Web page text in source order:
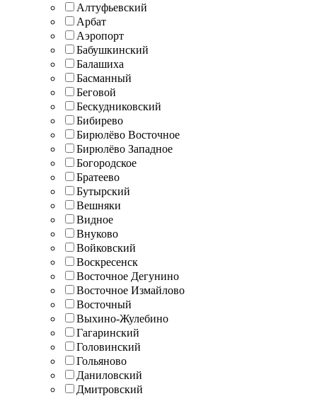
Алтуфьевский
Арбат
Аэропорт
Бабушкинский
Балашиха
Басманный
Беговой
Бескудниковский
Бибирево
Бирюлёво Восточное
Бирюлёво Западное
Богородское
Братеево
Бутырский
Вешняки
Видное
Внуково
Войковский
Воскресенск
Восточное Дегунино
Восточное Измайлово
Восточный
Выхино-Жулебино
Гагаринский
Головинский
Гольяново
Даниловский
Дмитровский